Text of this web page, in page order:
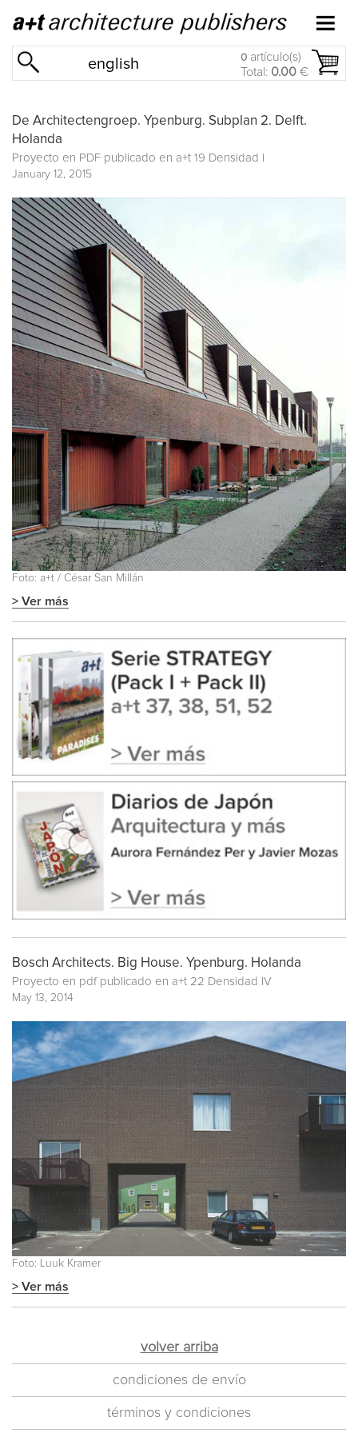
english 0 artículo(s)
Total: 0.00 €
De Architectengroep. Ypenburg. Subplan 2. Delft.
Holanda
Proyecto en PDF publicado en a+t 19 Densidad I
January 12, 2015
Foto: a+t / César San Millán
> Ver más
Bosch Architects. Big House. Ypenburg. Holanda
Proyecto en pdf publicado en a+t 22 Densidad IV
May 13, 2014
Foto: Luuk Kramer
> Ver más
volver arriba
condiciones de envío
términos y condiciones